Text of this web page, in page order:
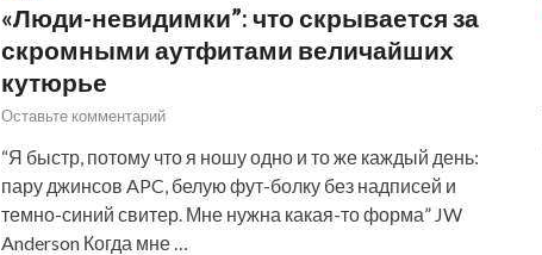
«Люди-невидимки”: что скрывается за
скромными аутфитами величайших
кутюрье
Оставьте комментарий
“Я быстр, потому что я ношу одно и то же каждый день:
пару джинсов APC, белую фут-болку без надписей и
темно-синий свитер. Мне нужна какая-то форма” JW
Anderson Когда мне …